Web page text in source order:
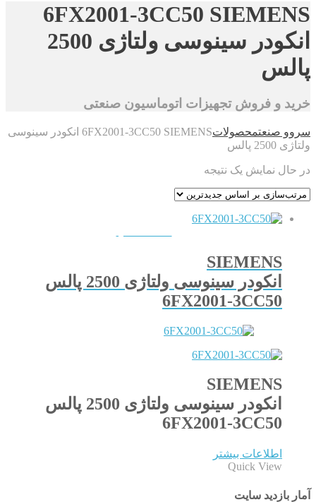
6FX2001-3CC50 SIEMENS
انکودر سینوسی ولتاژی 2500
پالس
خرید و فروش تجهیزات اتوماسیون صنعتی
سروو صنعتمحصولات
6FX2001-3CC50 SIEMENS انکودر سینوسی
ولتاژی 2500 پالس
در حال نمایش یک نتیجه
SIEMENS
انکودر سینوسی ولتاژی 2500 پالس
6FX2001-3CC50
SIEMENS
انکودر سینوسی ولتاژی 2500 پالس
6FX2001-3CC50
اطلاعات بیشتر
Quick View
آمار بازدید سایت